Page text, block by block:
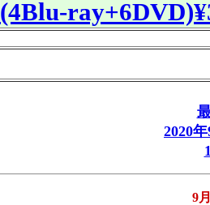
(4Blu-
2020
9